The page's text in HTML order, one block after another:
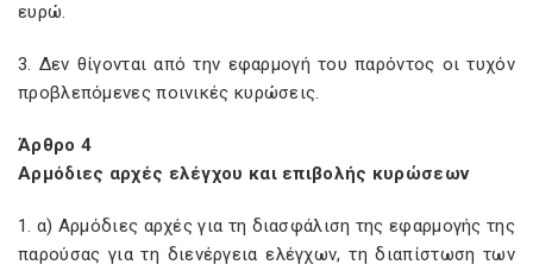
ευρώ.
3. Δεν θίγονται από την εφαρμογή του παρόντος οι τυχόν
προβλεπόμενες ποινικές κυρώσεις.
Άρθρο 4
Αρμόδιες αρχές ελέγχου και επιβολής κυρώσεων
1. α) Αρμόδιες αρχές για τη διασφάλιση της εφαρμογής της
παρούσας για τη διενέργεια ελέγχων, τη διαπίστωση των